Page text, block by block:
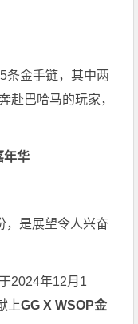
条金手链，其中两
赴巴哈马的玩家，
年华
，是展望令人兴奋
2024年12月1
上GG X WSOP金